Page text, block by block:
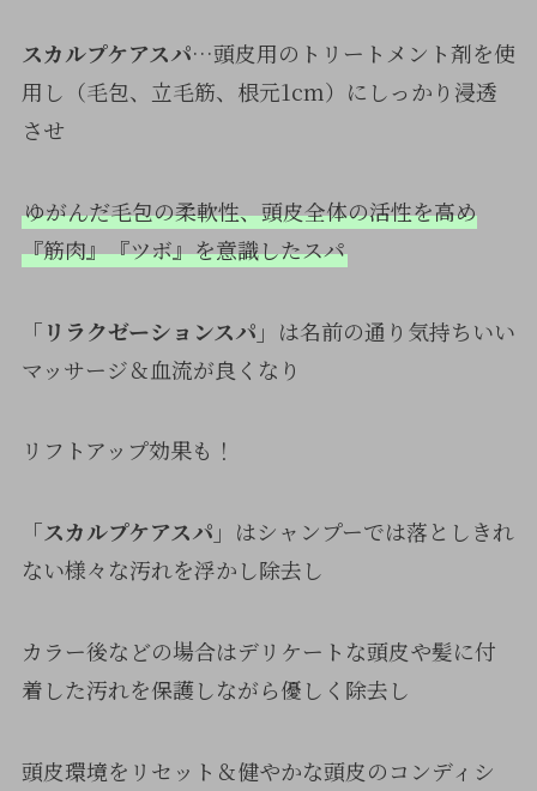
スカルプケアスパ…頭皮用のトリートメント剤を使
用し（毛包、立毛筋、根元1cm）にしっかり浸透
させ
ゆがんだ毛包の柔軟性、頭皮全体の活性を高め
『筋肉』『ツボ』を意識したスパ
「リラクゼーションスパ」 は名前の通り気持ちいい
マッサージ＆血流が良くなり
リフトアップ効果も！
「スカルプケアスパ」 はシャンプーでは落としきれ
ない様々な汚れを浮かし除去し
カラー後などの場合はデリケートな頭皮や髪に付
着した汚れを保護しながら優しく除去し
頭皮環境をリセット＆健やかな頭皮のコンディシ